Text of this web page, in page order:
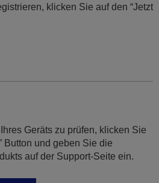
klicken Sie auf den “Jetzt
Geräts zu prüfen, klicken Sie
Button und geben Sie die
auf der Support-Seite ein.